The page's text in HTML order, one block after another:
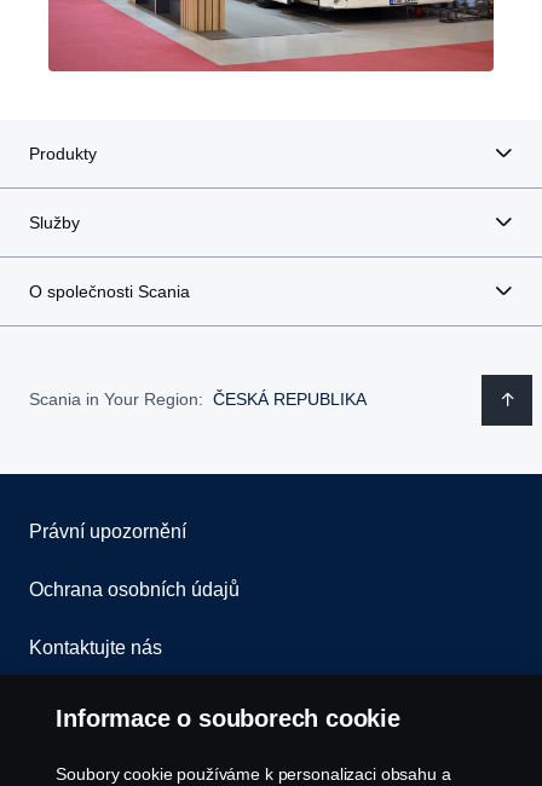
Produkty
Služby
O společnosti Scania
Scania in Your Region: ČESKÁ REPUBLIKA
Právní upozornění
Ochrana osobních údajů
Kontaktujte nás
Všeobecné obchodní podmínky
Oznámení porušení předpisů
Informace o souborech cookie
Soubory cookie používáme k personalizaci obsahu a